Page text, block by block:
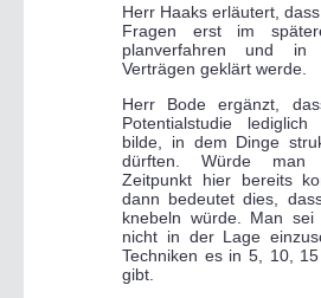
Herr Haaks erläutert,
Fragen erst im
planverfahren und in
Verträgen geklärt werde.
Herr Bode ergänzt,
Potentialstudie
bilde, in dem Dinge
dürften. Würde man
Zeitpunkt hier bereits
dann bedeutet dies,
knebeln würde. Man
nicht in der Lage
Techniken es in 5, 10,
gibt.